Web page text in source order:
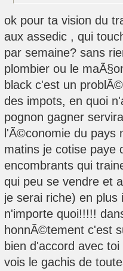
ok pour ta vision du
aux assedic , qui
par semaine? sans
plombier ou le
black c'est un
des impots, en quoi
pognon gagner
l'Ã©conomie du
matins je cotise paye
encombrants qui
qui peu se vendre et
je serai riche) en
n'importe quoi!!!!!
honnÃ©tement c'est
bien d'accord avec
vois le gachis de